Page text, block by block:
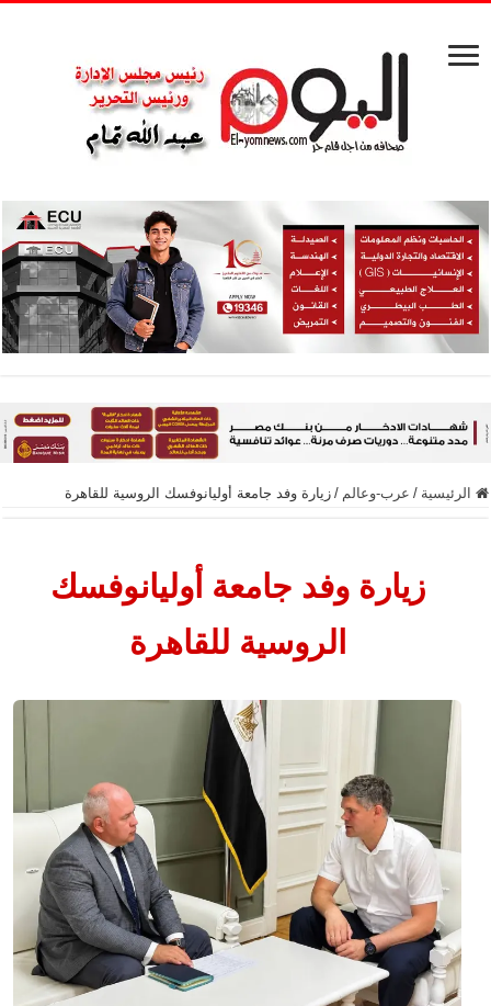
الرئيسية / عرب-وعالم / زيارة وفد جامعة أوليانوفسك الروسية للقاهرة
زيارة وفد جامعة أوليانوفسك
الروسية للقاهرة